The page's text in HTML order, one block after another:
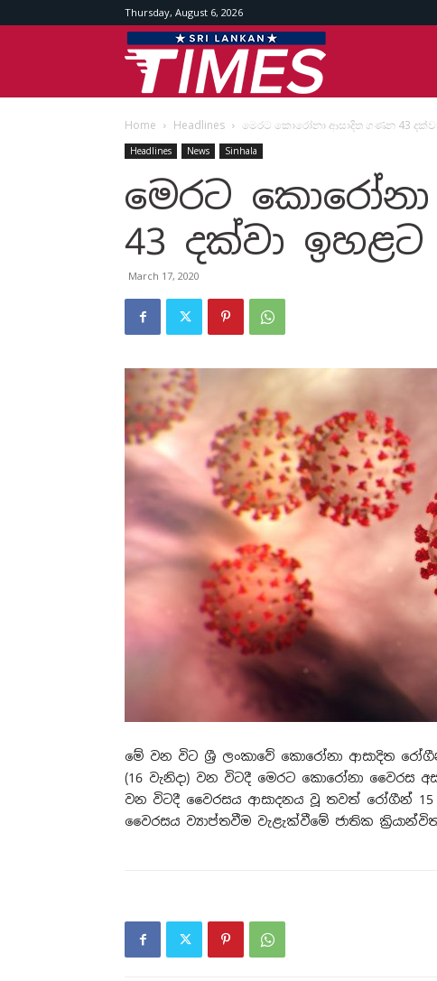
Thursday, August 6, 2026
Srilankan
Times
Home Headlines මෙරට කොරෝනා ආසාදිත ගණන 43
Headlines News Sinhala
මෙරට
43 දක්වා ඉහළට
March 17, 2020
මේ වන විට ශ්‍රී ලංකාවේ කොරෝනා ආසාදිත
(16 වැනිදා) වන විටදී මෙරට කොරෝනා වෛරස
වන විටදී වෛරසය ආසාදනය වූ තවත් රෝගීන්
වෛරසය ව්‍යාප්තවීම වැළැක්වීමේ ජාතික